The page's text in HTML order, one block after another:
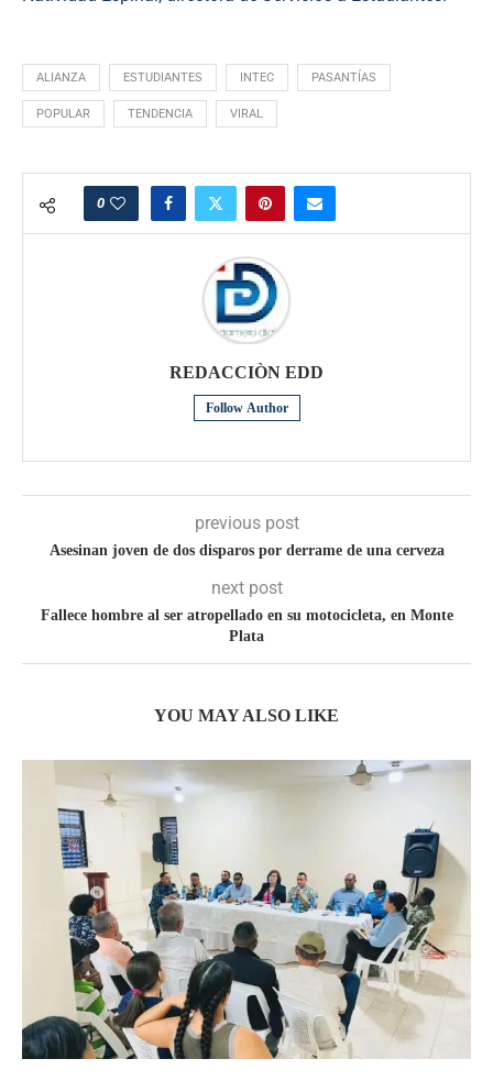
ALIANZA ESTUDIANTES INTEC PASANTÍAS
POPULAR TENDENCIA VIRAL
0
REDACCIÒN EDD
Follow Author
previous post
Asesinan joven de dos disparos por derrame de una cerveza
next post
Fallece hombre al ser atropellado en su motocicleta, en Monte
Plata
YOU MAY ALSO LIKE